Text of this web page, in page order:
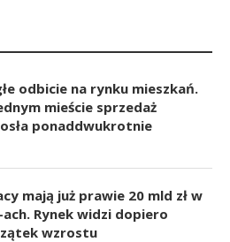
odbicie na rynku mieszkań.
mieście sprzedaż
ponaddwukrotnie
mają już prawie 20 mld zł w
ach. Rynek widzi dopiero
wzrostu